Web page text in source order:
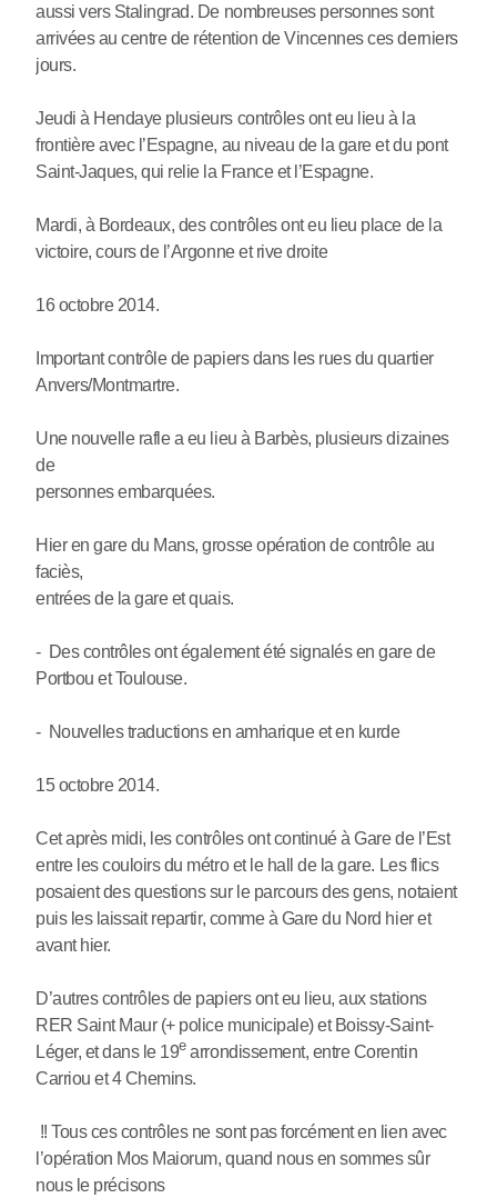
aussi vers Stalingrad. De nombreuses personnes sont
arrivées au centre de rétention de Vincennes ces derniers
jours.
Jeudi à Hendaye plusieurs contrôles ont eu lieu à la
frontière avec l’Espagne, au niveau de la gare et du pont
Saint-Jaques, qui relie la France et l’Espagne.
Mardi, à Bordeaux, des contrôles ont eu lieu place de la
victoire, cours de l’Argonne et rive droite
16 octobre 2014.
Important contrôle de papiers dans les rues du quartier
Anvers/Montmartre.
Une nouvelle rafle a eu lieu à Barbès, plusieurs dizaines
de
personnes embarquées.
Hier en gare du Mans, grosse opération de contrôle au
faciès,
entrées de la gare et quais.
- Des contrôles ont également été signalés en gare de
Portbou et Toulouse.
- Nouvelles traductions en amharique et en kurde
15 octobre 2014.
Cet après midi, les contrôles ont continué à Gare de l’Est
entre les couloirs du métro et le hall de la gare. Les flics
posaient des questions sur le parcours des gens, notaient
puis les laissait repartir, comme à Gare du Nord hier et
avant hier.
D’autres contrôles de papiers ont eu lieu, aux stations
RER Saint Maur (+ police municipale) et Boissy-Saint-
Léger, et dans le 19earrondissement, entre Corentin
Carriou et 4 Chemins.
!! Tous ces contrôles ne sont pas forcément en lien avec
l’opération Mos Maiorum, quand nous en sommes sûr
nous le précisons